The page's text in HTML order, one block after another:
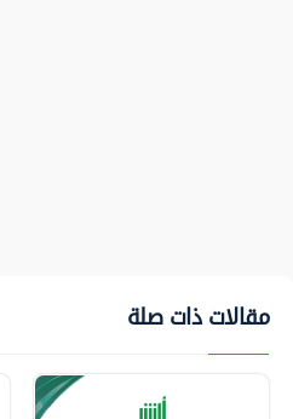
مقالات ذات صلة